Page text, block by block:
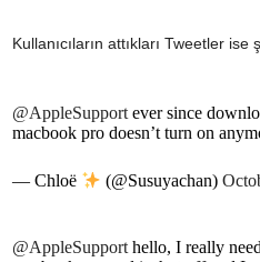
Kullanıcıların attıkları Tweetler ise
@AppleSupport ever since
macbook pro doesn’t turn on
— Chloë (@Susuyachan)
@AppleSupport hello, I really